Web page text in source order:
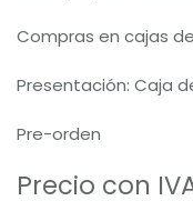
Compras en cajas
Presentación: Caja
Pre-orden
Precio con